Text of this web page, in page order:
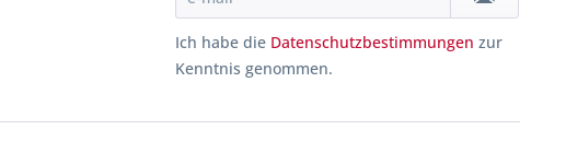
Ich habe die Datenschutzbestimmungen zur
Kenntnis genommen.